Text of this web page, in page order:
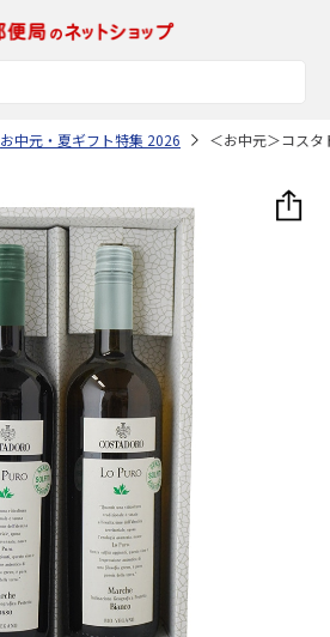
お中元・夏ギフト特集 2026 ＜お中元＞コス